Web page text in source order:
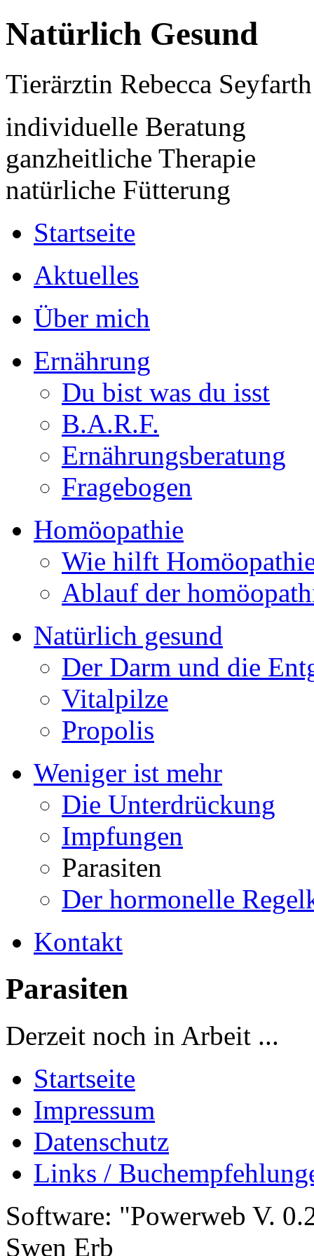
Natürlich Gesund
Tierärztin Rebecca Seyfarth
individuelle Beratung
ganzheitliche Therapie
natürliche Fütterung
Startseite
Aktuelles
Über mich
Ernährung
Du bist was du isst
B.A.R.F.
Ernährungsberatung
Fragebogen
Homöopathie
Wie hilft
Ablauf der
Natürlich gesund
Der Darm und die
Vitalpilze
Propolis
Weniger ist mehr
Die Unterdrückung
Impfungen
Parasiten
Der hormonelle
Kontakt
Parasiten
Derzeit noch in Arbeit ...
Startseite
Impressum
Datenschutz
Links /
Software: "Powerweb V.
Swen Erb